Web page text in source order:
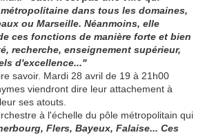
dans tous les domaines,
ou Marseille. Néanmoins, elle
ces fonctions de manière forte et bien
recherche, enseignement supérieur,
d'excellence..."
savoir. Mardi 28 avril de 19 à 21h00
viendront dire leur attachement à
ses atouts.
à l'échelle du pôle métropolitain qui
Flers, Bayeux, Falaise... Ces